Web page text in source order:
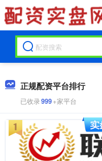
正规配资平台排行
已收录999+家平台